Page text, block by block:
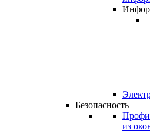
Безопасность
из